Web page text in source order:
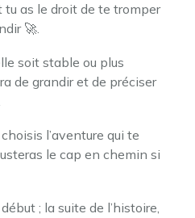
tu as le droit de te tromper
🚀.
soit stable ou plus
de grandir et de préciser
l’aventure qui te
le cap en chemin si
; la suite de l’histoire,